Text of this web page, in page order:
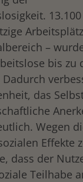
–
bis zu
das
Wegen
Effekte
dass der
Teilhabe